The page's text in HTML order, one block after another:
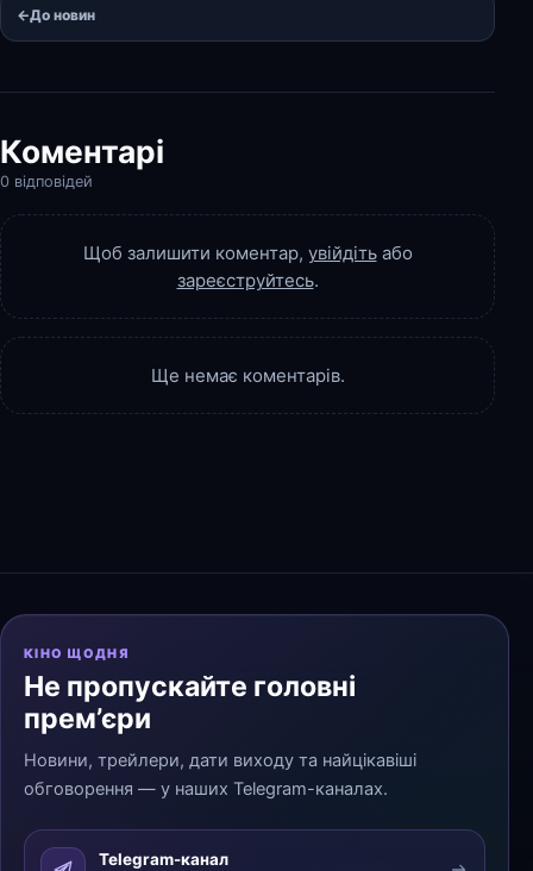
←До новин
Коментарі
0 відповідей
Щоб залишити коментар, увійдітьабо
зареєструйтесь.
Ще немає коментарів.
КІНО ЩОДНЯ
Не пропускайте головні
прем’єри
Новини, трейлери, дати виходу та найцікавіші
обговорення — у наших Telegram-каналах.
Telegram-канал